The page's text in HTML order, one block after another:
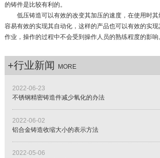
的铸件是比较有利的。
低压铸造可以有效的改变其加压的速度，在使用时其
容易有效的实现其自动化，这样的产品也可以有效的实
作业，操作的过程中不会受到操作人员的熟练程度的影响
+行业新闻 MORE
2022-06-23
不锈钢精密铸造件减少氧化的办法
2022-06-02
铝合金铸造收缩大小的表示方法
2022-05-06